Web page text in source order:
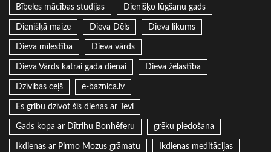
Bībeles mācības studijas Dienišķo lūgšanu gads
Dienišķā maize Dieva Dēls Dieva likums
Dieva mīlestība Dieva vārds
Dieva Vārds katrai gada dienai Dieva žēlastība
Dzīvības ceļš e-baznica.lv
Es gribu dzīvot šīs dienas ar Tevi
Gads kopa ar Dītrihu Bonhēferu grēku piedošana
Ikdienas ar Pirmo Mozus grāmatu Ikdienas meditācijas